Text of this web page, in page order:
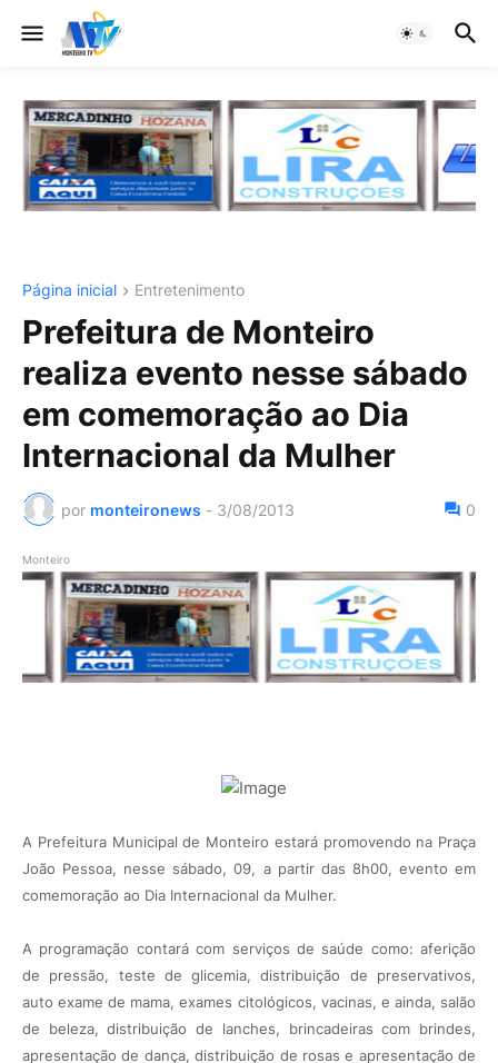
Página inicial Entretenimento
Prefeitura de Monteiro
realiza evento nesse sábado
em comemoração ao Dia
Internacional da Mulher
por monteironews - 3/08/2013 0
Monteiro
A Prefeitura Municipal de Monteiro estará promovendo na Praça
João Pessoa, nesse sábado, 09, a partir das 8h00, evento em
comemoração ao Dia Internacional da Mulher.
A programação contará com serviços de saúde como: aferição
de pressão, teste de glicemia, distribuição de preservativos,
auto exame de mama, exames citológicos, vacinas, e ainda, salão
de beleza, distribuição de lanches, brincadeiras com brindes,
apresentação de dança, distribuição de rosas e apresentação de